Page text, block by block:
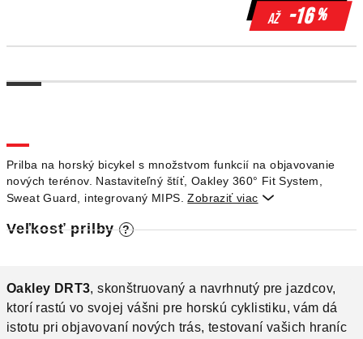
Prilba na horský bicykel s množstvom funkcií na objavovanie
nových terénov. Nastaviteľný štíť, Oakley 360° Fit System,
Sweat Guard, integrovaný MIPS.Zobraziť viac 
Veľkosť prilby ?
až -16%
Oakley DRT3, skonštruovaný a navrhnutý pre jazdcov,
ktorí rastú vo svojej vášni pre horskú cyklistiku, vám dá
istotu pri objavovaní nových trás, testovaní vašich hraníc